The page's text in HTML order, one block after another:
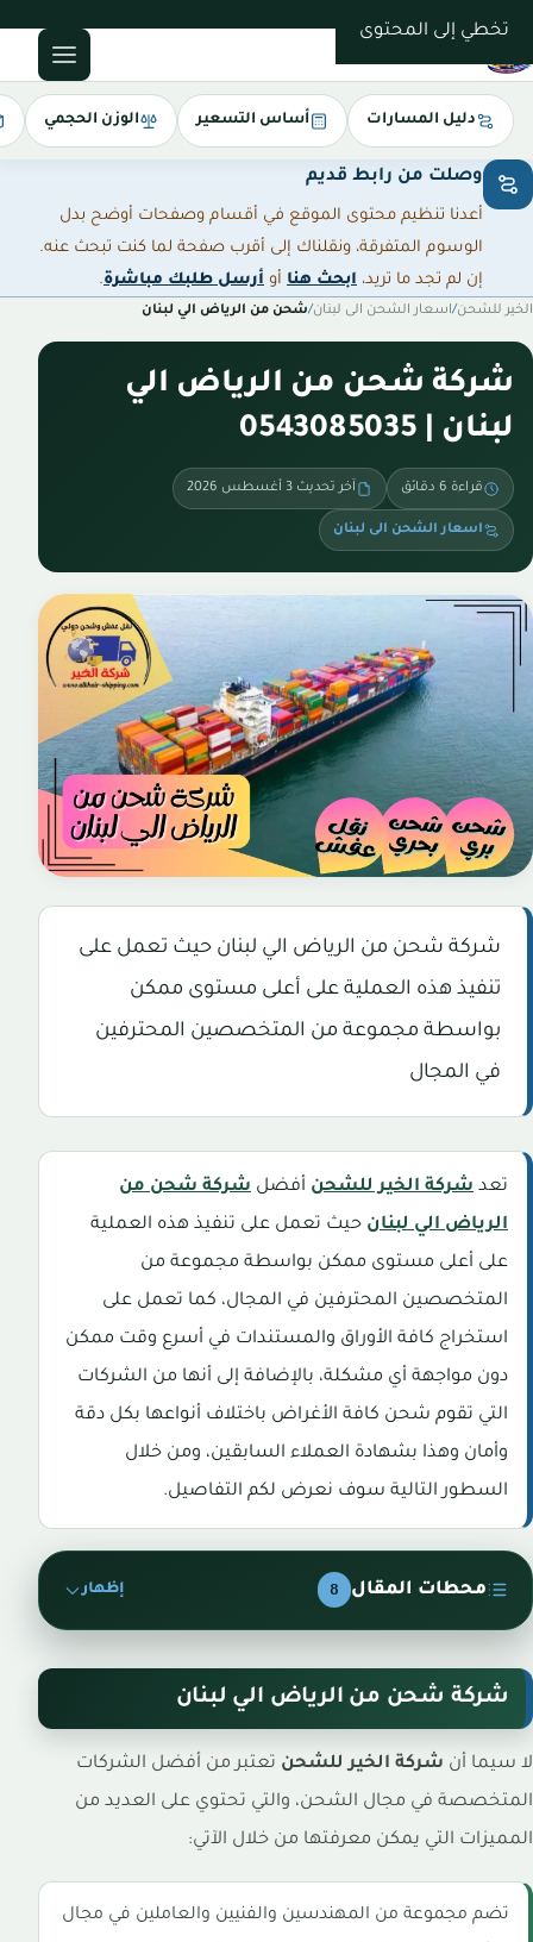
تخطي إلى المحتوى
دليل المسارات أساس التسعير الوزن الحجمي
وصلت من رابط قديم
أعدنا تنظيم محتوى الموقع في أقسام وصفحات أوضح بدل
الوسوم المتفرقة، ونقلناك إلى أقرب صفحة لما كنت تبحث عنه.
إن لم تجد ما تريد، ابحث هنا أو أرسل طلبك مباشرة.
الخير للشحن/اسعار الشحن الى لبنان/شحن من الرياض الي لبنان
شركة شحن من الرياض الي
لبنان | 0543085035
قراءة 6 دقائق آخر تحديث 3 أغسطس 2026
اسعار الشحن الى لبنان
شركة شحن من الرياض الي لبنان حيث تعمل على
تنفيذ هذه العملية على أعلى مستوى ممكن
بواسطة مجموعة من المتخصصين المحترفين
في المجال
تعد شركة الخير للشحن أفضل شركة شحن من
الرياض الي لبنان حيث تعمل على تنفيذ هذه العملية
على أعلى مستوى ممكن بواسطة مجموعة من
المتخصصين المحترفين في المجال، كما تعمل على
استخراج كافة الأوراق والمستندات في أسرع وقت ممكن
دون مواجهة أي مشكلة، بالإضافة إلى أنها من الشركات
التي تقوم شحن كافة الأغراض باختلاف أنواعها بكل دقة
وأمان وهذا بشهادة العملاء السابقين، ومن خلال
السطور التالية سوف نعرض لكم التفاصيل.
محطات المقال 8 إظهار
شركة شحن من الرياض الي لبنان
لا سيما أن شركة الخير للشحن تعتبر من أفضل الشركات
المتخصصة في مجال الشحن، والتي تحتوي على العديد من
المميزات التي يمكن معرفتها من خلال الآتي:
تضم مجموعة من المهندسين والفنيين والعاملين في مجال